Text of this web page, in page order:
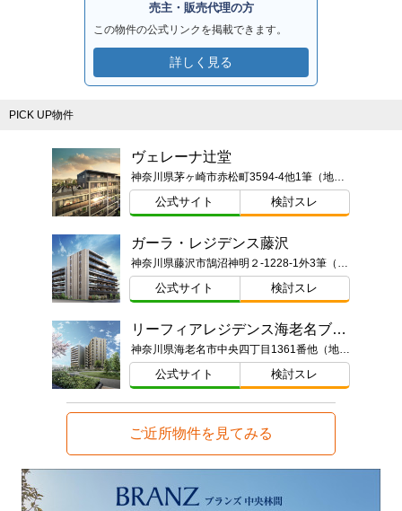
売主・販売代理の方
この物件の公式リンクを掲載できます。
詳しく見る
PICK UP物件
ヴェレーナ辻堂
神奈川県茅ヶ崎市赤松町3594-4他1筆（地番）
公式サイト 検討スレ
ガーラ・レジデンス藤沢
神奈川県藤沢市鵠沼神明２-1228-1外3筆（地番）
公式サイト 検討スレ
リーフィアレジデンス海老名ブライトガーデン
神奈川県海老名市中央四丁目1361番他（地番）
公式サイト 検討スレ
ご近所物件を見てみる